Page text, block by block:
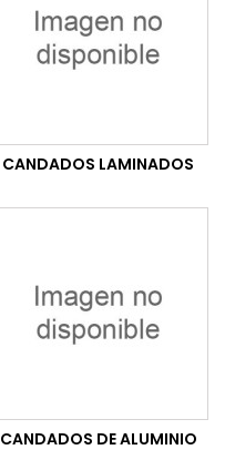
CANDADOS LAMINADOS
CANDADOS DE ALUMINIO